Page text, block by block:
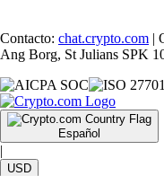
Contacto: chat.crypto.com |
Ang Borg, St Julians SPK
Español
|
USD